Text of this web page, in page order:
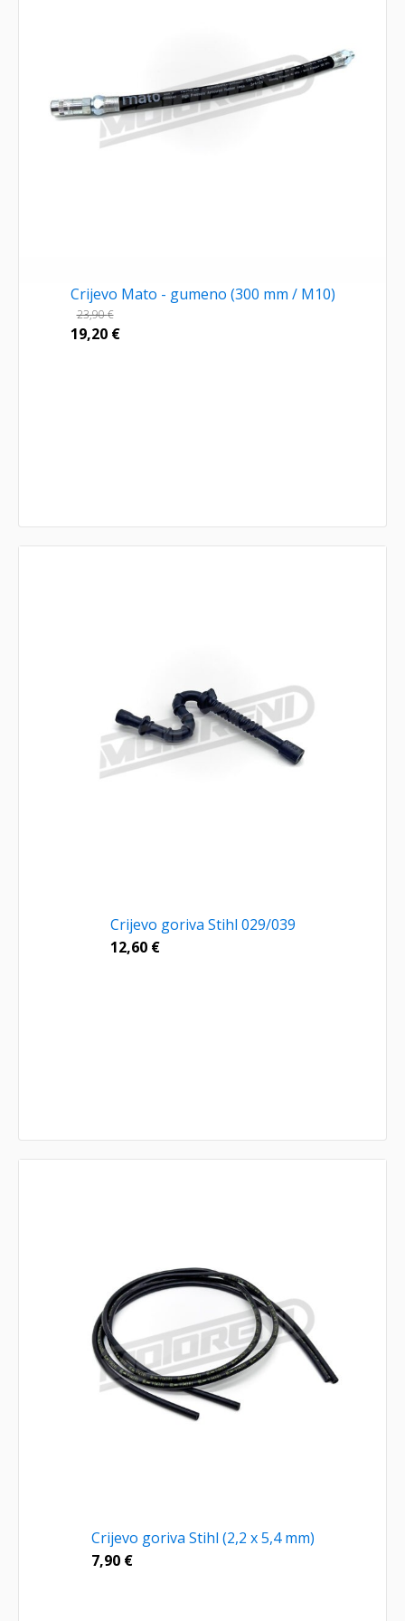
Crijevo Mato - gumeno (300 mm / M10)
23,90€
19,20 €
Crijevo goriva Stihl 029/039
12,60 €
Crijevo goriva Stihl (2,2 x 5,4 mm)
7,90 €